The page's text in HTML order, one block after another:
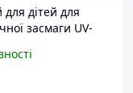
для дітей для
засмаги UV-